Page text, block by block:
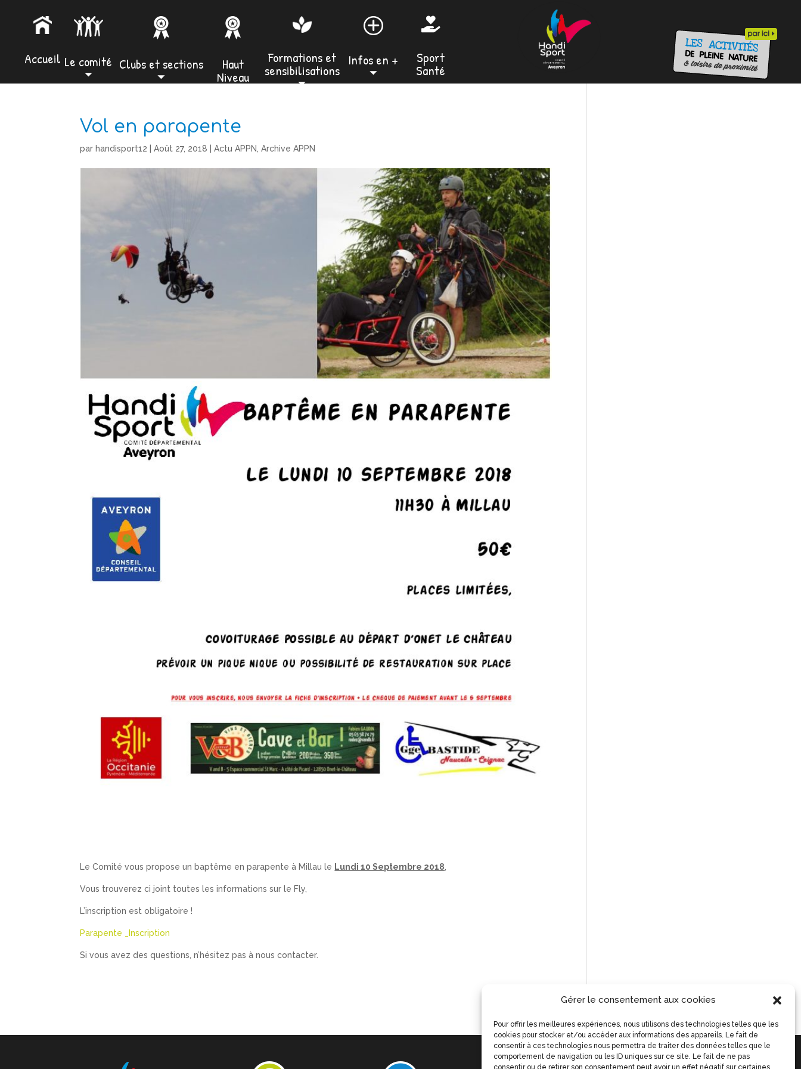
Gérer le consentement aux cookies
Pour offrir les meilleures expériences, nous utilisons des technologies telles que les
cookies pour stocker et/ou accéder aux informations des appareils. Le fait de
consentir à ces technologies nous permettra de traiter des données telles que le
comportement de navigation ou les ID uniques sur ce site. Le fait de ne pas
consentir ou de retirer son consentement peut avoir un effet négatif sur certaines
Accueil Le comité
⏷
Clubs et sections
⏷
Haut
Niveau
Formations et
sensibilisations
⏷
Infos en +
⏷

Sport
Santé
Vol en parapente
par handisport12 |Août 27, 2018 |Actu APPN ,Archive APPN
Le Comité vous propose un baptême en parapente à Millau le Lundi 10 Septembre 2018
Vous trouverez ci joint toutes les informations sur le Fly,
​L’inscription est obligatoire !
Parapente _Inscription
Si vous avez des questions, n’hésitez pas à nous contacter.